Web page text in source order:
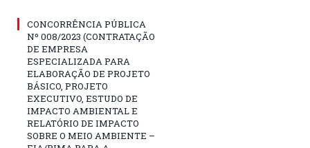
CONCORRÊNCIA PÚBLICA
Nº 008/2023 (CONTRATAÇÃO
DE EMPRESA
ESPECIALIZADA PARA
ELABORAÇÃO DE PROJETO
BÁSICO, PROJETO
EXECUTIVO, ESTUDO DE
IMPACTO AMBIENTAL E
RELATÓRIO DE IMPACTO
SOBRE O MEIO AMBIENTE –